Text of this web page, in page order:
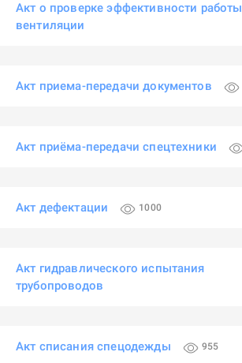
Акт о проверке эффективности работы
вентиляции
Акт приема-передачи документов
Акт приёма-передачи спецтехники
Акт дефектации 1000
Акт гидравлического испытания
трубопроводов
Акт списания спецодежды 955